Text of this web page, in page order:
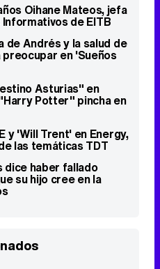
Oihane Mateos, jefa
de EITB
de Andrés y la salud de
preocupar en 'Sueños
Asturias" en
Potter" pincha en
y 'Will Trent' en Energy,
las temáticas TDT
dice haber fallado
su hijo cree en la